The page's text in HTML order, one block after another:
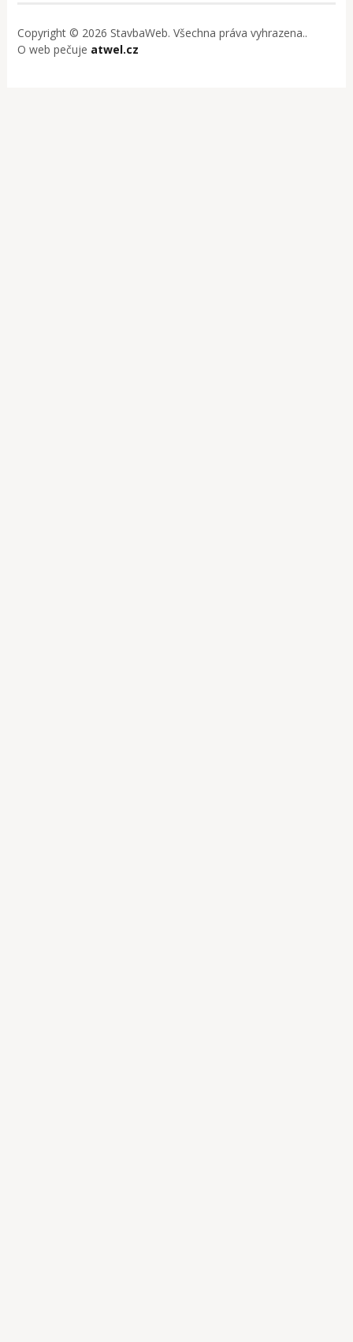
Copyright © 2026 StavbaWeb. Všechna práva vyhrazena..
O web pečuje atwel.cz